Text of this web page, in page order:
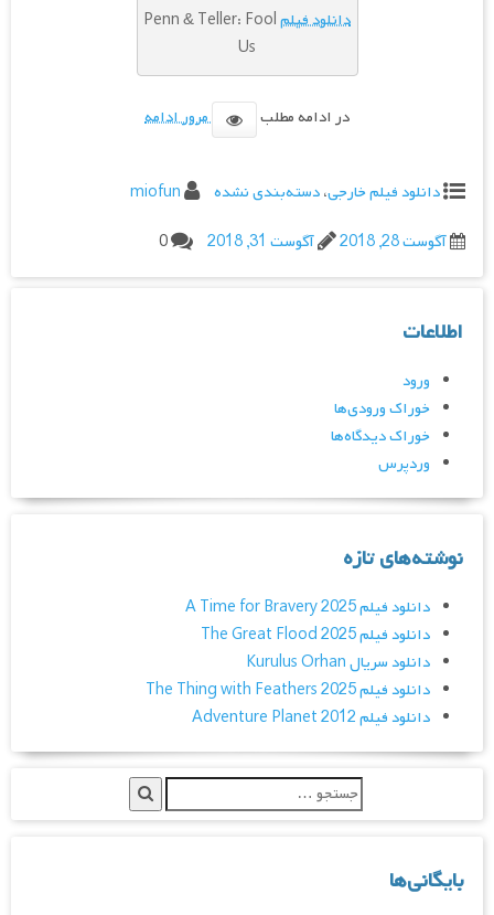
دانلود فیلمPenn & Teller: Fool
Us
در ادامه مطلب مرور ادامه
دانلود فیلم خارجی،دسته‌بندی نشده
miofun
آگوست 28, 2018
آگوست 31, 2018 0
اطلاعات
ورود
خوراک ورودی‌ها
خوراک دیدگاه‌ها
وردپرس
نوشته‌های تازه
دانلود فیلم A Time for Bravery 2025
دانلود فیلم The Great Flood 2025
دانلود سریال Kurulus Orhan
دانلود فیلم The Thing with Feathers 2025
دانلود فیلم Adventure Planet 2012
بایگانی‌ها